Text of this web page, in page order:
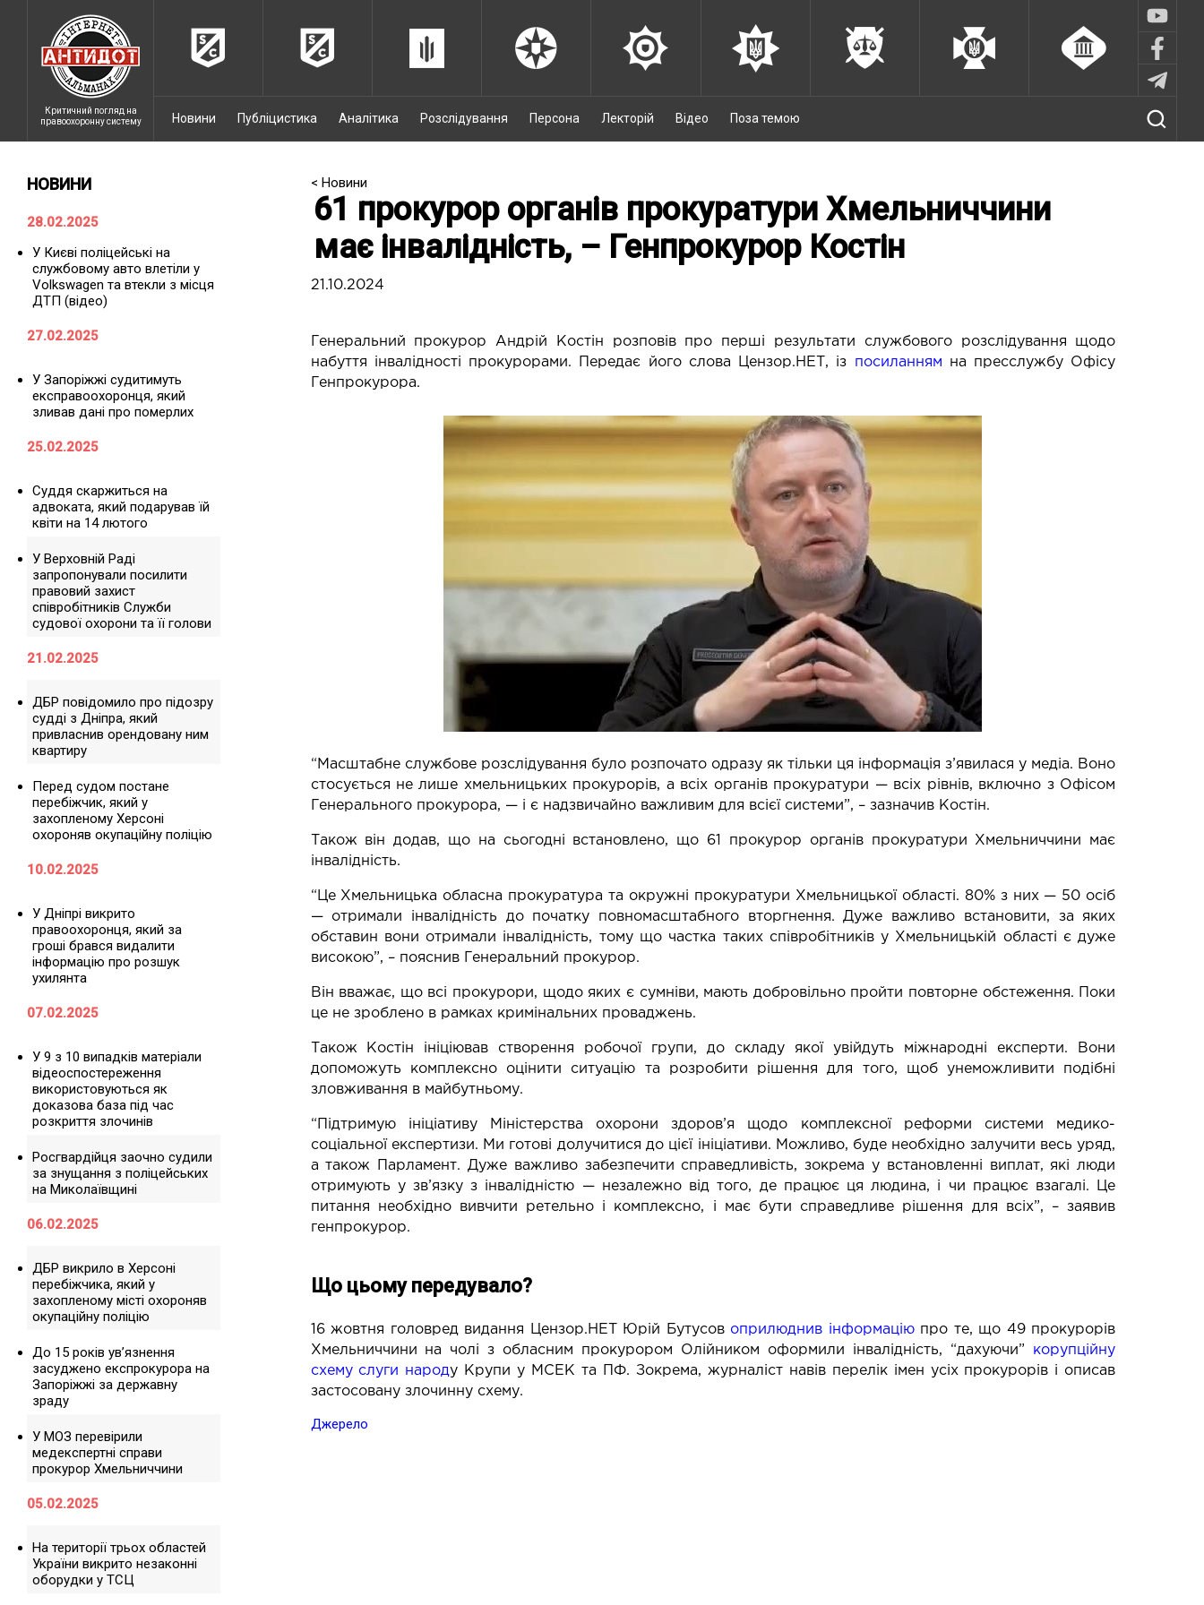
Критичний погляд на
правоохоронну систему
Новини Публіцистика Аналітика Розслідування Персона Лекторій Відео Поза темою
НОВИНИ
28.02.2025
У Києві поліцейські на
службовому авто влетіли у
Volkswagen та втекли з місця
ДТП (відео)
27.02.2025
У Запоріжжі судитимуть
експравоохоронця, який
зливав дані про померлих
25.02.2025
Суддя скаржиться на
адвоката, який подарував їй
квіти на 14 лютого
У Верховній Раді
запропонували посилити
правовий захист
співробітників Служби
судової охорони та її голови
21.02.2025
ДБР повідомило про підозру
судді з Дніпра, який
привласнив орендовану ним
квартиру
Перед судом постане
перебіжчик, який у
захопленому Херсоні
охороняв окупаційну поліцію
10.02.2025
У Дніпрі викрито
правоохоронця, який за
гроші брався видалити
інформацію про розшук
ухилянта
07.02.2025
У 9 з 10 випадків матеріали
відеоспостереження
використовуються як
доказова база під час
розкриття злочинів
Росгвардійця заочно судили
за знущання з поліцейських
на Миколаївщині
06.02.2025
ДБР викрило в Херсоні
перебіжчика, який у
захопленому місті охороняв
окупаційну поліцію
До 15 років ув’язнення
засуджено експрокурора на
Запоріжжі за державну
зраду
У МОЗ перевірили
медекспертні справи
прокурор Хмельниччини
05.02.2025
На території трьох областей
України викрито незаконні
оборудки у ТСЦ
< Новини
61 прокурор органів прокуратури Хмельниччини
має інвалідність, – Генпрокурор Костін
21.10.2024
Генеральний прокурор Андрій Костін розповів про перші результати службового розслідування щодо
набуття інвалідності прокурорами. Передає його слова
Цензор.НЕТ , із посиланням
на пресслужбу Офісу
Генпрокурора.
“Масштабне службове розслідування було розпочато одразу як тільки ця інформація з’явилася у медіа. Воно
стосується не лише хмельницьких прокурорів, а всіх органів прокуратури — всіх рівнів, включно з Офісом
Генерального прокурора, — і є надзвичайно важливим для всієї системи”, – зазначив Костін.
Також він додав, що на сьогодні встановлено, що 61 прокурор органів прокуратури Хмельниччини має
інвалідність.
“Це Хмельницька обласна прокуратура та окружні прокуратури Хмельницької області. 80% з них — 50 осіб
— отримали інвалідність до початку повномасштабного вторгнення. Дуже важливо встановити, за яких
обставин вони отримали інвалідність, тому що частка таких співробітників у Хмельницькій області є дуже
високою”, – пояснив Генеральний прокурор.
Він вважає, що всі прокурори, щодо яких є сумніви, мають добровільно пройти повторне обстеження. Поки
це не зроблено в рамках кримінальних проваджень.
Також Костін ініціював створення робочої групи, до складу якої увійдуть міжнародні експерти. Вони
допоможуть комплексно оцінити ситуацію та розробити рішення для того, щоб унеможливити подібні
зловживання в майбутньому.
“Підтримую ініціативу Міністерства охорони здоров’я щодо комплексної реформи системи медико-
соціальної експертизи. Ми готові долучитися до цієї ініціативи. Можливо, буде необхідно залучити весь уряд,
а також Парламент. Дуже важливо забезпечити справедливість, зокрема у встановленні виплат, які люди
отримують у зв’язку з інвалідністю — незалежно від того, де працює ця людина, і чи працює взагалі. Це
питання необхідно вивчити ретельно і комплексно, і має бути справедливе рішення для всіх”, – заявив
генпрокурор.
Що цьому передувало?
16 жовтня головред видання Цензор.НЕТ Юрій Бутусовоприлюднив інформаціюпро те, що 49 прокурорів
Хмельниччини на чолі з обласним прокурором Олійником оформили інвалідність, “дахуючи” корупційну
схему слуги народу Крупи у МСЕК та ПФ. Зокрема, журналіст навів перелік імен усіх прокурорів і описав
застосовану злочинну схему.
Джерело